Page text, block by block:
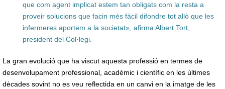
que com agent implicat estem tan obligats com la resta a
proveir solucions que facin més fàcil difondre tot allò que les
infermeres aportem a la societat», afirma Albert Tort,
president del Col·legi.
La gran evolució que ha viscut aquesta professió en termes de
desenvolupament professional, acadèmic i científic en les últimes
dècades sovint no es veu reflectida en un canvi en la imatge de les